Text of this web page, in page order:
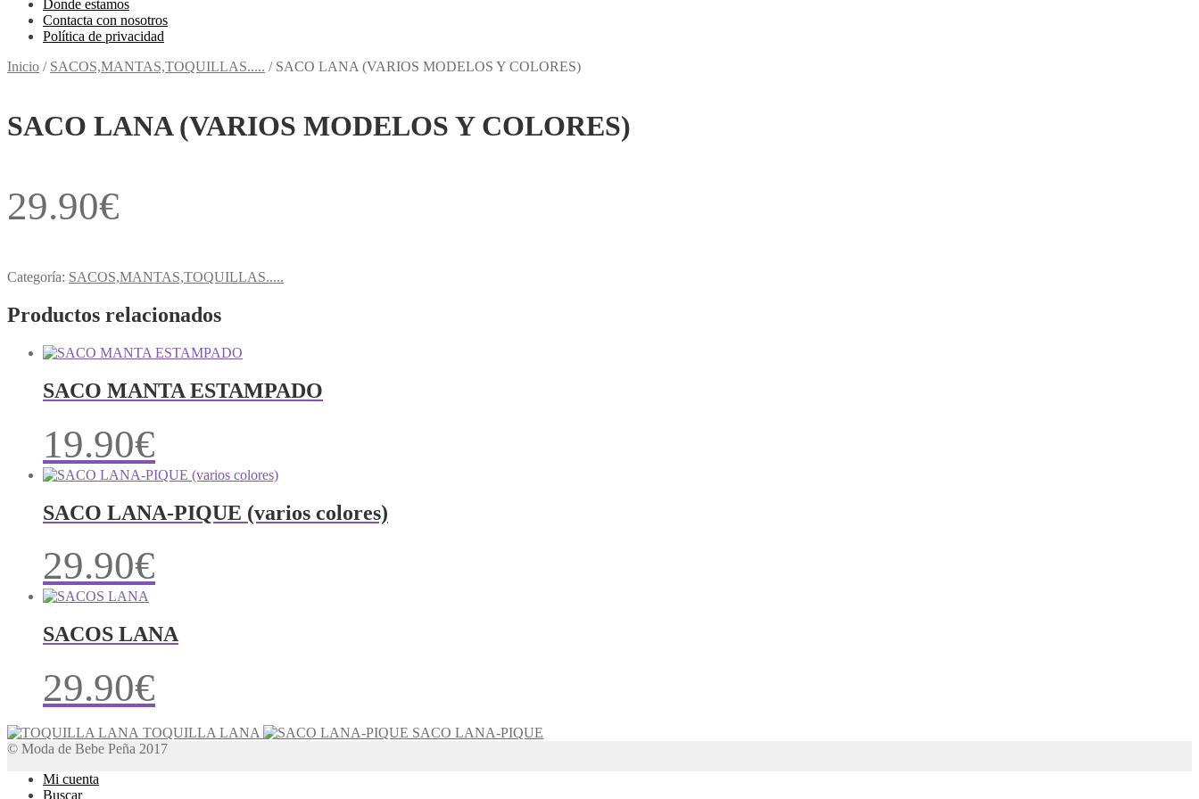
Donde estamos
Contacta con nosotros
Política de privacidad
Inicio / SACOS,MANTAS,TOQUILLAS..... / SACO LANA (VARIOS MODELOS Y COLORES)
SACO LANA (VARIOS MODELOS Y COLORES)
29.90€
Categoría: SACOS,MANTAS,TOQUILLAS.....
Productos relacionados
SACO MANTA ESTAMPADO
19.90€
SACO LANA-PIQUE (varios colores)
29.90€
SACOS LANA
29.90€
TOQUILLA LANA
SACO LANA-PIQUE
© Moda de Bebe Peña 2017
Mi cuenta
Buscar